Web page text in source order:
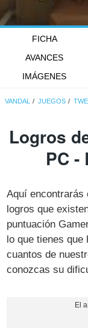
FICHA
AVANCES
IMÁGENES
VANDAL JUEGOS
Logros
PC
Aquí encontrarás
logros que
puntuación
lo que tienes
cuantos de
conozcas su